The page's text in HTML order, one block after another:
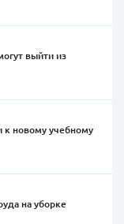
выйти из
новому учебному
на уборке